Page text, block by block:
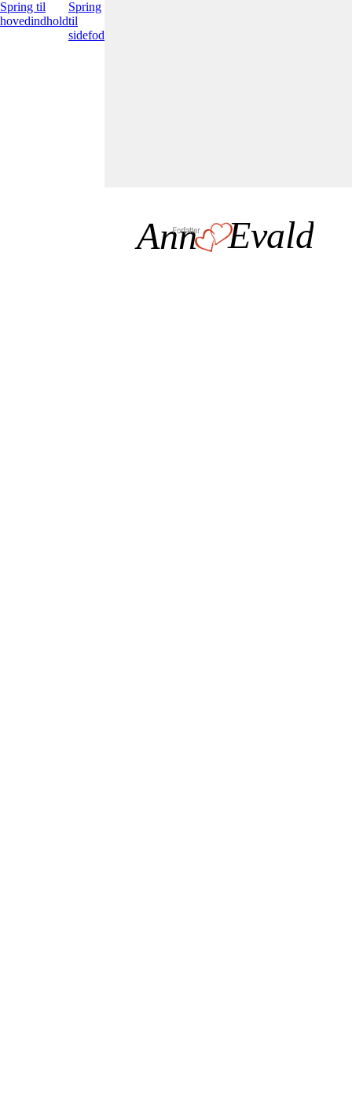
Spring til
hovedindhold
Spring
til
sidefod
Evald
Ann